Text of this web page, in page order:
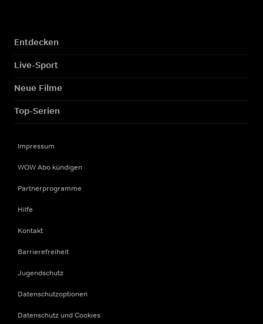
Entdecken
Live-Sport
Neue Filme
Top-Serien
Impressum
WOW Abo kündigen
Partnerprogramme
Hilfe
Kontakt
Barrierefreiheit
Jugendschutz
Datenschutzoptionen
Datenschutz und Cookies